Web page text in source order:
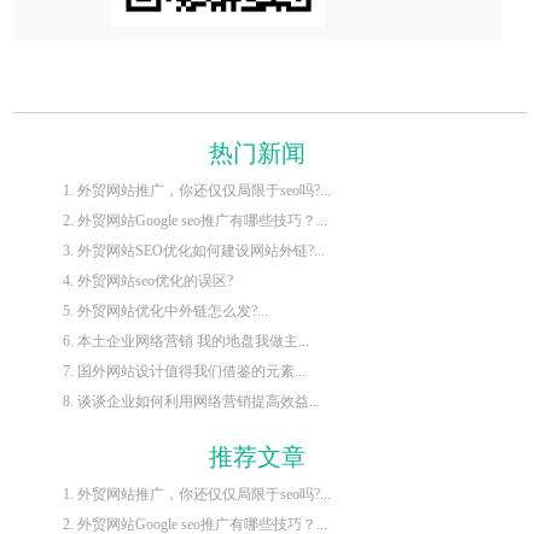
热门新闻
1. 外贸网站推广，你还仅仅局限于seo吗?...
2. 外贸网站Google seo推广有哪些技巧？...
3. 外贸网站SEO优化如何建设网站外链?...
4. 外贸网站seo优化的误区?
5. 外贸网站优化中外链怎么发?...
6. 本土企业网络营销 我的地盘我做主...
7. 国外网站设计值得我们借鉴的元素...
8. 谈谈企业如何利用网络营销提高效益...
推荐文章
1. 外贸网站推广，你还仅仅局限于seo吗?...
2. 外贸网站Google seo推广有哪些技巧？...